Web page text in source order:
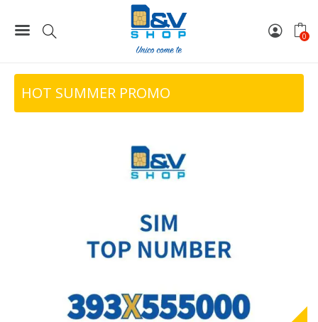
0
SIM Tre Top Number 393X555000
HOT SUMMER PROMO